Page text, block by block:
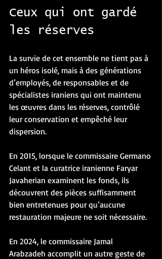
Ceux qui ont gardé
les réserves
La survie de cet ensemble ne tient pas à
un héros isolé, mais à des générations
d’employés, de responsables et de
spécialistes iraniens qui ont maintenu
les œuvres dans les réserves, contrôlé
leur conservation et empêché leur
dispersion.
En 2015, lorsque le commissaire Germano
Celant et la curatrice iranienne Faryar
Javaherian examinent les fonds, ils
découvrent des pièces suffisamment
bien entretenues pour qu’aucune
restauration majeure ne soit nécessaire.
En 2024, le commissaire Jamal
Arabzadeh accomplit un autre geste de